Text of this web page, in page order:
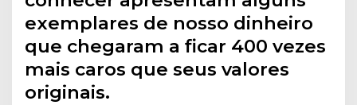
exemplares de nosso dinheiro
que chegaram a ficar 400 vezes
mais caros que seus valores
originais.